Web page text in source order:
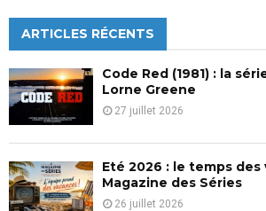
h
f
o
r
:
ARTICLES RÉCENTS
Code Red (1981) : la
Lorne Greene
27 juillet 2026
Eté 2026 : le temps des
Magazine des Séries
26 juillet 2026